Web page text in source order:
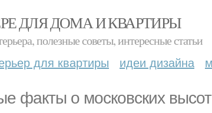
ДЛЯ ДОМА И КВАРТИРЫ
полезные советы, интересные статьи
для квартиры идеи дизайна
факты о московских